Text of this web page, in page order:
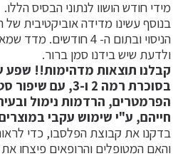
מידי חודש הושוו לנתוני הבסיס הללו.
בנוסף עשינו מדידה אוביקטיבית
הניסוי ובתום ה- 4
ולדעת שיש בידנו סמן ברור.
בסוכרת רמה 2 ו-3,
הפרמטרים, הרדמות נימול
חייהם, ע"י שימוש עקבי
בדקנו את קבוצת הפלסבו, כדי
והאם המטופלים והרופאים פיצחו